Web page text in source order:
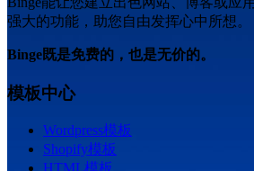
强大的功能，助您自由发挥心中所想。
Binge既是免费的，也是无价的。
模板中心
Wordpress模板
Shopify模板